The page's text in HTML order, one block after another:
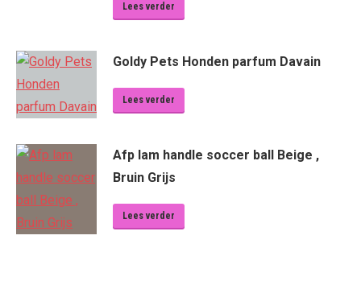
Lees verder
Goldy Pets Honden parfum Davain
Lees verder
Afp lam handle soccer ball Beige ,
Bruin Grijs
Lees verder